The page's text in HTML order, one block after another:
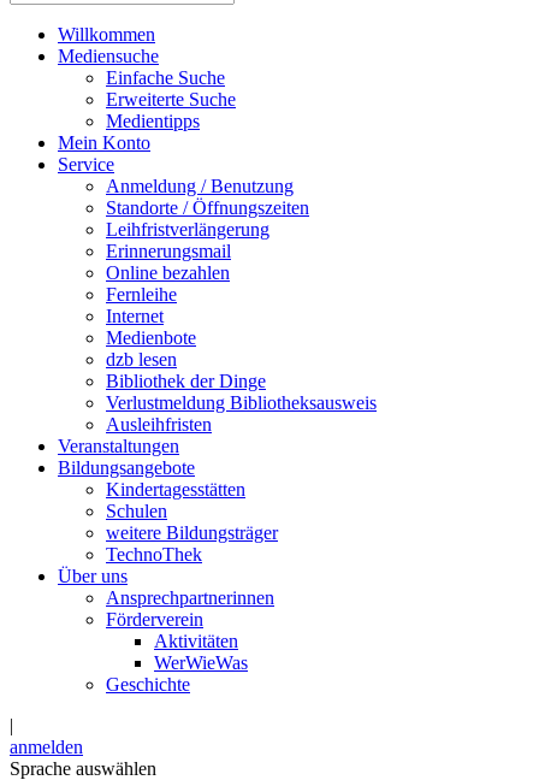
Willkommen
Mediensuche
Einfache Suche
Erweiterte Suche
Medientipps
Mein Konto
Service
Anmeldung / Benutzung
Standorte / Öffnungszeiten
Leihfristverlängerung
Erinnerungsmail
Online bezahlen
Fernleihe
Internet
Medienbote
dzb lesen
Bibliothek der Dinge
Verlustmeldung Bibliotheksausweis
Ausleihfristen
Veranstaltungen
Bildungsangebote
Kindertagesstätten
Schulen
weitere Bildungsträger
TechnoThek
Über uns
Ansprechpartnerinnen
Förderverein
Aktivitäten
WerWieWas
Geschichte
|
anmelden
Sprache auswählen